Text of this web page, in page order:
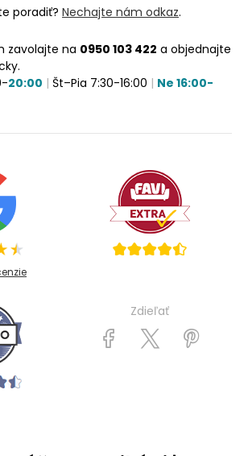
poradiť? Nechajte nám odkaz.
zavolajte na 0950 103 422 a objednajte
20:00 | Št–Pia 7:30-16:00 | Ne 16:00-
Zdieľať